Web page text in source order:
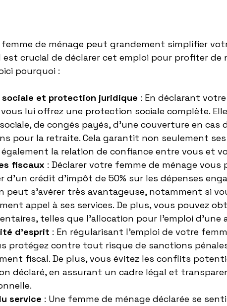
femme de ménage peut grandement simplifier
est crucial de déclarer cet emploi pour profiter de
pourquoi :
sociale et protection juridique : En déclarant
vous lui offrez une protection sociale complète.
de congés payés, d'une couverture en cas
pour la retraite. Cela garantit non seulement
la relation de confiance entre vous et
fiscaux : Déclarer votre femme de ménage vous
d'un crédit d'impôt de 50% sur les dépenses
peut s'avérer très avantageuse, notamment si
appel à ses services. De plus, vous pouvez
telles que l'allocation pour l'emploi d'une
d'esprit : En régularisant l'emploi de votre
protégez contre tout risque de sanctions
fiscal. De plus, vous évitez les conflits
déclaré, en assurant un cadre légal et
service : Une femme de ménage déclarée se